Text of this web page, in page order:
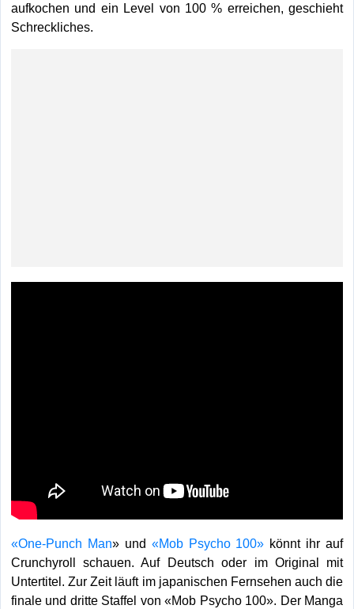
aufkochen und ein Level von 100 % erreichen, geschieht
Schreckliches.
«One-Punch Man» und «Mob Psycho 100» könnt ihr auf
Crunchyroll schauen. Auf Deutsch oder im Original mit
Untertitel. Zur Zeit läuft im japanischen Fernsehen auch die
finale und dritte Staffel von «Mob Psycho 100». Der Manga